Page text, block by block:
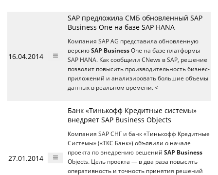
16.04.2014
SAP предложила СМБ обновленный SAP
Business One на базе SAP HANA
Компания SAP AG представила обновленную
версию SAP Business One на базе платформы
SAP HANA. Как сообщили CNews в SAP, решение
позволит повысить производительность бизнес-
приложений и анализировать большие объемы
данных в реальном времени. <
27.01.2014
Банк «Тинькофф Кредитные системы»
внедряет SAP Business Objects
Компания SAP СНГ и банк «Тинькофф Кредитные
Системы» («ТКС Банк») объявили о начале
проекта по внедрению решений SAP Business
Objects. Цель проекта — в два раза повысить
оперативность и точность принятия решений